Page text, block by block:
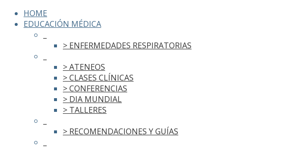
HOME
EDUCACIÓN MÉDICA
> ENFERMEDADES RESPIRATORIAS
> ATENEOS
> CLASES CLÍNICAS
> CONFERENCIAS
> DIA MUNDIAL
> TALLERES
> RECOMENDACIONES Y GUÍAS